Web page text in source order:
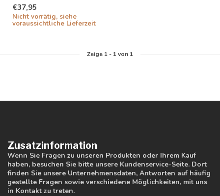
und Lichtfarbe. Triac-
dimmbar...
€37,95
Nicht vorrätig, siehe
voraussichtliche Lieferzeit
Zeige 1- 1von 1
Zusatzinformation
Wenn Sie Fragen zu unseren Produkten oder Ihrem Kauf
haben, besuchen Sie bitte unsere Kundenservice-Seite. Dort
finden Sie unsere Unternehmensdaten, Antworten auf häufig
gestellte Fragen sowie verschiedene Möglichkeiten, mit uns
in Kontakt zu treten.